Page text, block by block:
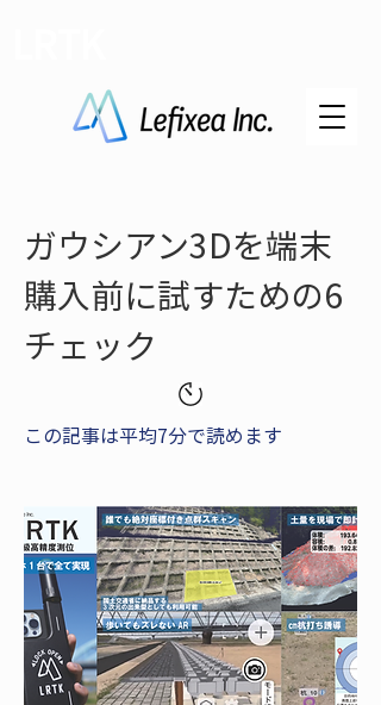
ガウシアン3Dを端末
購入前に試すための6
チェック
この記事は平均7分で読めます